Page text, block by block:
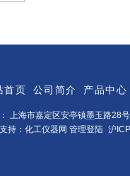
首页 公司简介 产品中心
上海市嘉定区安亭镇墨玉路28
持：化工仪器网 管理登陆 沪